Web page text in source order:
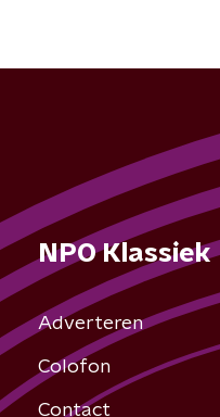
NPO Klassiek
Adverteren
Colofon
Contact